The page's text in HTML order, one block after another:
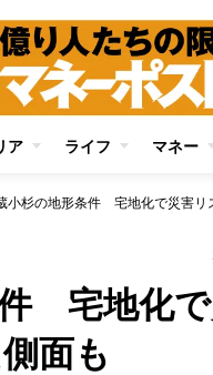
ア ライフ マネー
宅地化
面も